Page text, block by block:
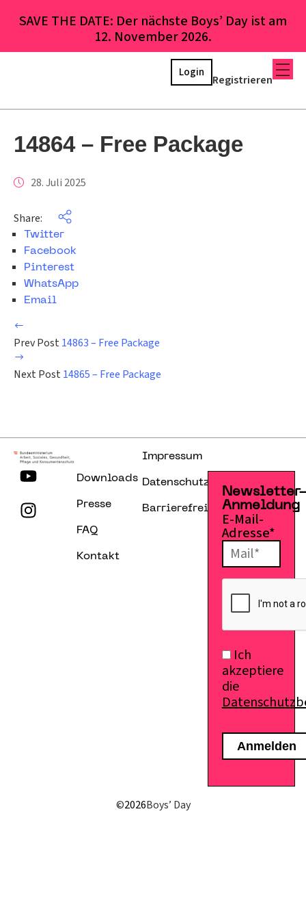
SAVE THE DATE: Der nächste Boys’ Day ist am
12. November 2026.
Registrieren
Login
14864 – Free Package
28. Juli 2025
Share:
Twitter
Facebook
Pinterest
WhatsApp
Email
Prev Post 14863 – Free Package
Next Post 14865 – Free Package
Downloads
Presse
FAQ
Kontakt
Impressum
Datenschutzerklärung
Barrierefreiheitserklärung
Anmeldung
E-Mail-
Adresse*
Ich
akzeptiere
die
©2026Boys’ Day